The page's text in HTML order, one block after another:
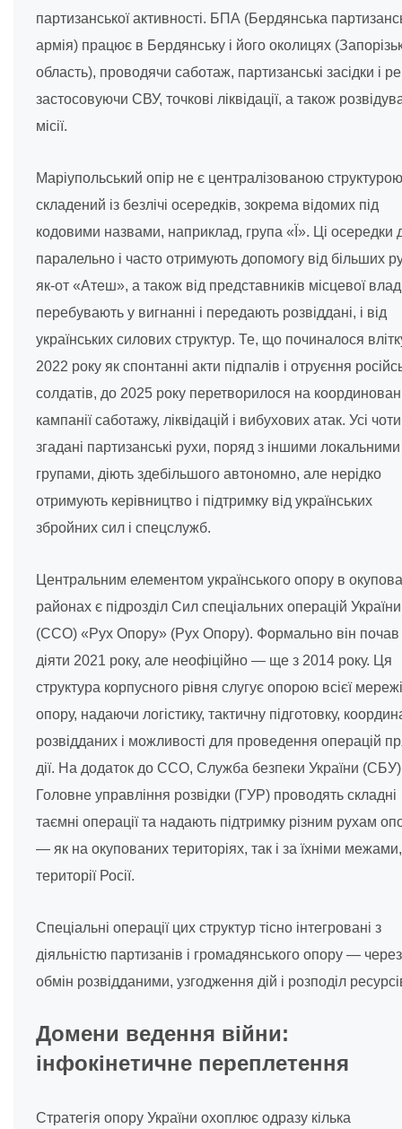
партизанської активності. БПА (Бердянська
армія) працює в Бердянську і його околицях
область), проводячи саботаж, партизанські засідки і
застосовуючи СВУ, точкові ліквідації, а також
місії.
Маріупольський опір не є централізованою
складений із безлічі осередків, зокрема відомих під
кодовими назвами, наприклад, група «Ї». Ці осередки
паралельно і часто отримують допомогу від більших
як-от «Атеш», а також від представників місцевої
перебувають у вигнанні і передають розвіддані, і від
українських силових структур. Те, що починалося
2022 року як спонтанні акти підпалів і отруєння
солдатів, до 2025 року перетворилося на
кампанії саботажу, ліквідацій і вибухових атак. Усі
згадані партизанські рухи, поряд з іншими локальними
групами, діють здебільшого автономно, але нерідко
отримують керівництво і підтримку від українських
збройних сил і спецслужб.
Центральним елементом українського опору в
районах є підрозділ Сил спеціальних операцій України
(ССО) «Рух Опору» (Рух Опору). Формально він почав
діяти 2021 року, але неофіційно — ще з 2014 року. Ця
структура корпусного рівня слугує опорою всієї мережі
опору, надаючи логістику, тактичну підготовку,
розвідданих і можливості для проведення операцій
дії. На додаток до ССО, Служба безпеки України (СБУ)
Головне управління розвідки (ГУР) проводять складні
таємні операції та надають підтримку різним рухам
— як на окупованих територіях, так і за їхніми
території Росії.
Спеціальні операції цих структур тісно інтегровані з
діяльністю партизанів і громадянського опору — через
обмін розвідданими, узгодження дій і розподіл
Домени ведення війни:
інфокінетичне переплетення
Стратегія опору України охоплює одразу кілька